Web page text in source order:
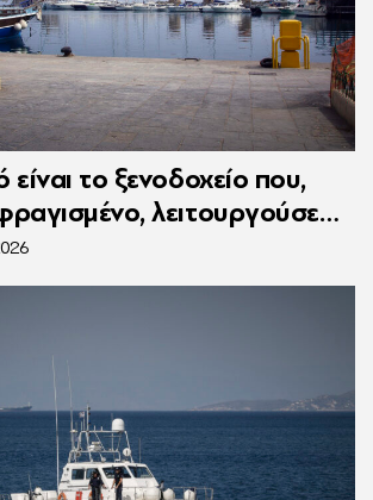
το ξενοδοχείο που,
λειτουργούσε
216 πελάτες – Συνελήφθη η